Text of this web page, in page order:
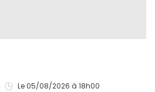
Le 05/08/2026 à 18h00